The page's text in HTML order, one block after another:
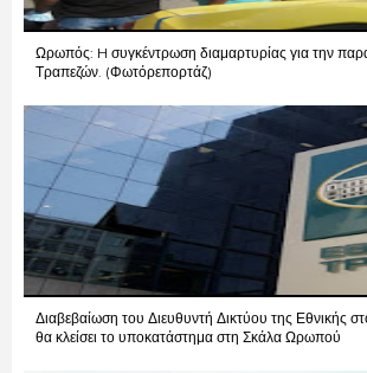
Ωρωπός: H συγκέντρωση διαμαρτυρίας για την
Τραπεζών. (Φωτόρεπορτάζ)
Διαβεβαίωση του Διευθυντή Δικτύου της Εθνικής
θα κλείσει το υποκατάστημα στη Σκάλα Ωρωπού